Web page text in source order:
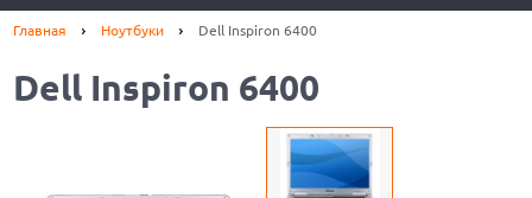
Главная Ноутбуки Dell Inspiron 6400
Dell Inspiron 6400